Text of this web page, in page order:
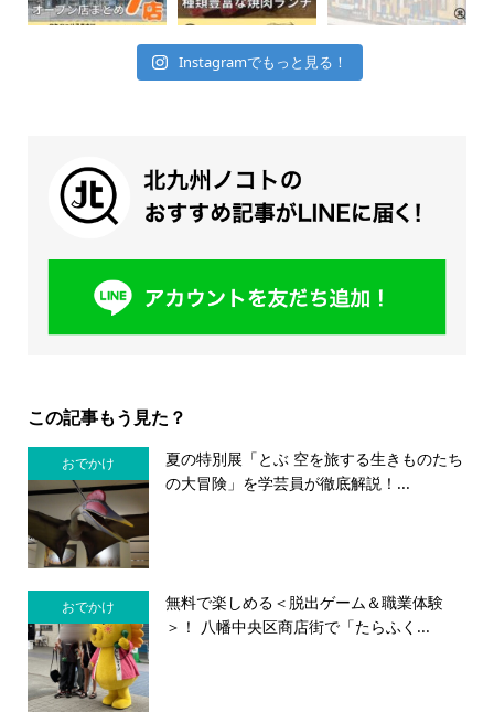
Instagramでもっと見る！
この記事もう見た？
おでかけ
夏の特別展「とぶ 空を旅する生きものたち
の大冒険」を学芸員が徹底解説！...
おでかけ
無料で楽しめる＜脱出ゲーム＆職業体験
＞！ 八幡中央区商店街で「たらふく...